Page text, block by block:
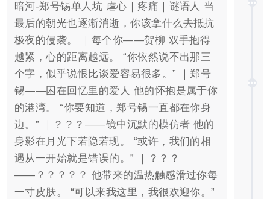
暗河-郑号锡单人坑 虐心｜疼痛｜谜语人 当
最后的朝光也逐渐消逝，你该拿什么去抵抗
极夜的侵袭。 ｜每个你——贺柳 双手抱得
越紧，心的距离越远。 “你依然说不出那三
个字，似乎说恨比谈爱容易很多。” ｜郑号
锡——困在回忆里的爱人 他的怀抱是属于你
的港湾。 “你要知道，郑号锡一直都在你身
边。” ｜？？？——镜中沉默的模仿者 他的
身影在月光下若隐若现。 “或许，我们的相
遇从一开始就是错误的。” ｜？？？
——？？？？？ 他带来的温热触感滑过你每
一寸皮肤。 “可以来我这里，我很欢迎你。”